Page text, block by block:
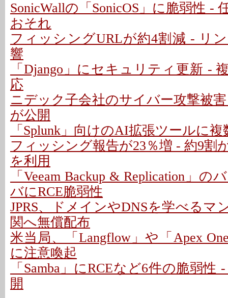
SonicWallの「SonicOS」に脆弱性 -
おそれ
フィッシングURLが約4割減 - リ
響
「Django」にセキュリティ更新 -
応
ニデック子会社のサイバー攻撃被
が公開
「Splunk」向けのAI拡張ツールに
フィッシング報告が23％増 - 約9割
を利用
「Veeam Backup & Replication」の
バにRCE脆弱性
JPRS、ドメインやDNSを学べるマ
関へ無償配布
米当局、「Langflow」や「Apex
に注意喚起
「Samba」にRCEなど6件の脆弱
開